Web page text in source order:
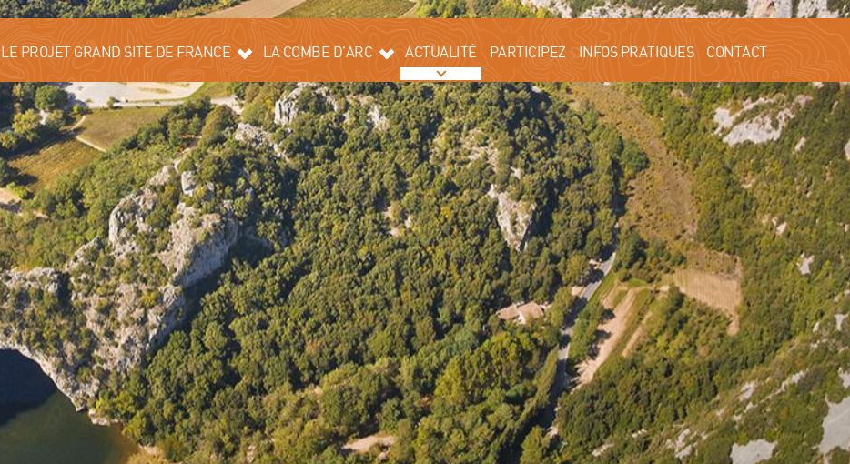
LE PROJET GRAND SITE DE FRANCE
LE LABEL GRAND SITE DE FRANCE
HISTORIQUE
PLAN DE PAYSAGE ET DE
BIODIVERSITÉ
L’ESPRIT DES GORGES DE L’ARDÈCHE
PARTENAIRES
LA COMBE D’ARC
HISTOIRE
PAYSAGE ET
ENVIRONNEMENT
TOURISME
L’HISTOIRE
INVISIBLE DU
PONT D’ARC
AMÉNAGEMENTS
OBSERVATOIRE
PHOTOGRAPHIQUE
PARTENAIRES DE
L’OPÉRATION
GRAND SITE
COMBE D’ARC
ACTUALITÉ PARTICIPEZ INFOS PRATIQUES CONTACT